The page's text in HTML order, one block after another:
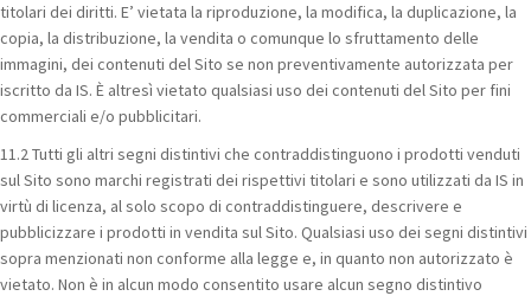
titolari dei diritti. E’ vietata la riproduzione, la modifica, la duplicazione, la
copia, la distribuzione, la vendita o comunque lo sfruttamento delle
immagini, dei contenuti del Sito se non preventivamente autorizzata per
iscritto da IS. È altresì vietato qualsiasi uso dei contenuti del Sito per fini
commerciali e/o pubblicitari.
11.2 Tutti gli altri segni distintivi che contraddistinguono i prodotti venduti
sul Sito sono marchi registrati dei rispettivi titolari e sono utilizzati da IS in
virtù di licenza, al solo scopo di contraddistinguere, descrivere e
pubblicizzare i prodotti in vendita sul Sito. Qualsiasi uso dei segni distintivi
sopra menzionati non conforme alla legge e, in quanto non autorizzato è
vietato. Non è in alcun modo consentito usare alcun segno distintivo